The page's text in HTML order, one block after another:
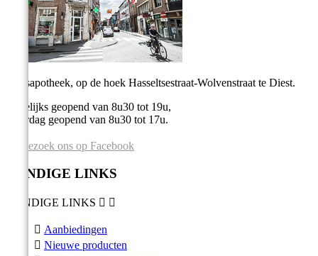
Stadsapotheek, op de hoek Hasseltsestraat-Wolvenstraat te Diest.
Dagelijks geopend van 8u30 tot 19u,
Zaterdag geopend van 8u30 tot 17u.
Bezoek ons op Facebook
HANDIGE LINKS
HANDIGE LINKS  
 Aanbiedingen
 Nieuwe producten